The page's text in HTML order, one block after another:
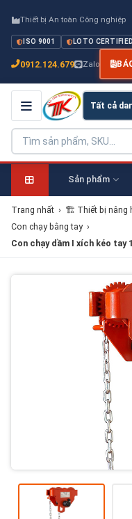
Thiết bị An toàn Công nghiệp
ISO 9001 LOTO CERTIFIED
0912.124.679 Zalo
Sản phẩm
Trang nhất › 🏗 Thiết bị nâng
Con chạy bằng tay ›
Con chạy dầm I xích kéo tay